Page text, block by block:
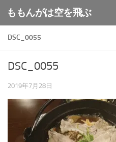
コンテンツへスキップ
ももんがは空を飛ぶ
DSC_0055
DSC_0055
2019年7月28日